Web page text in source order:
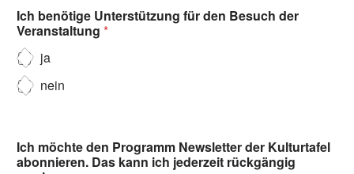
Ich benötige Unterstützung für den Besuch der
Veranstaltung *
ja
nein
Ich möchte den Programm Newsletter der Kulturtafel
abonnieren. Das kann ich jederzeit rückgängig